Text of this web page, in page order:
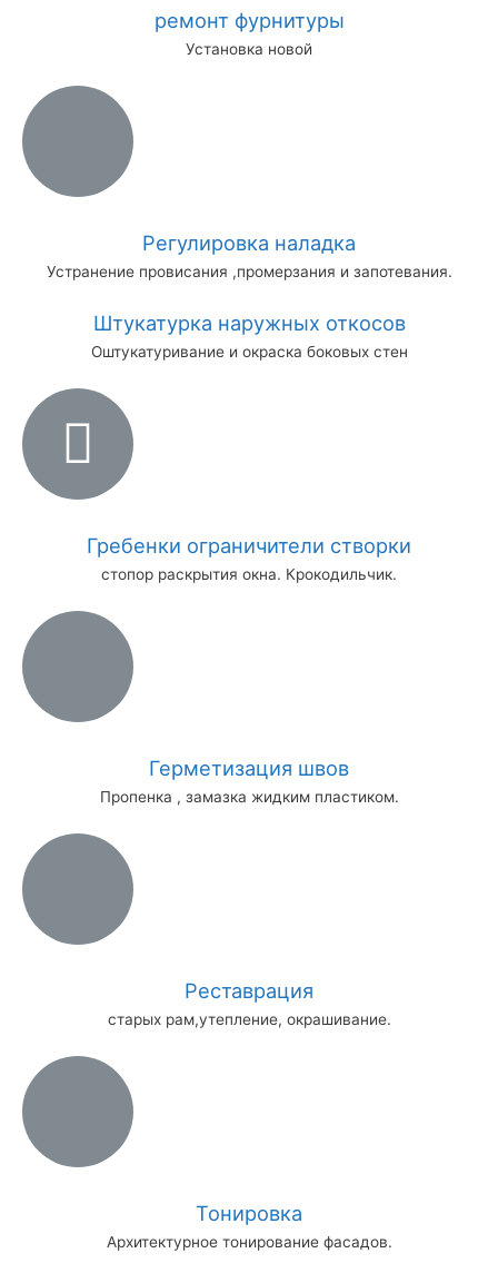
ремонт фурнитуры
Установка новой
Регулировка наладка
Устранение провисания ,промерзания и запотевания.
Штукатурка наружных откосов
Оштукатуривание и окраска боковых стен
Гребенки ограничители створки
стопор раскрытия окна. Крокодильчик.
Герметизация швов
Пропенка , замазка жидким пластиком.
Реставрация
старых рам,утепление, окрашивание.
Тонировка
Архитектурное тонирование фасадов.